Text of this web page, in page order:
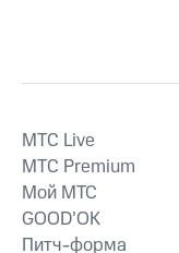
MTС Live
MTС Premium
Мой МТС
GOOD’OK
Питч-форма